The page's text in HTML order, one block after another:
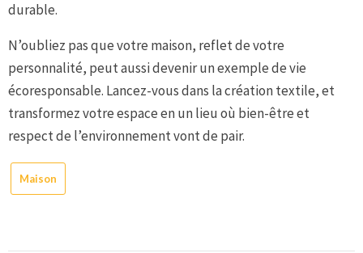
durable.
N’oubliez pas que votre maison, reflet de votre
personnalité, peut aussi devenir un exemple de vie
écoresponsable. Lancez-vous dans la création textile, et
transformez votre espace en un lieu où bien-être et
respect de l’environnement vont de pair.
Maison